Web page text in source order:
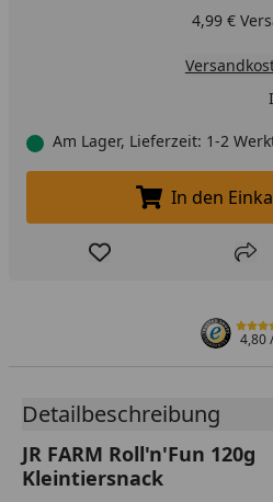
4,99 €
Am Lager, Lieferzeit: 1-2
In
In den
Produkt zur
4,80
Detailbeschreibung
JR FARM Roll'n'Fun 120g
Kleintiersnack